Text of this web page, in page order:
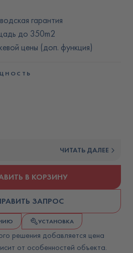
гарантия
до 350m2
цены (доп. функция)
ЧИТАТЬ ДАЛЕЕ
В КОРЗИНУ
ЗАПРОС
УСТАНОВКА
решения добавляется цена
от особенностей объекта.